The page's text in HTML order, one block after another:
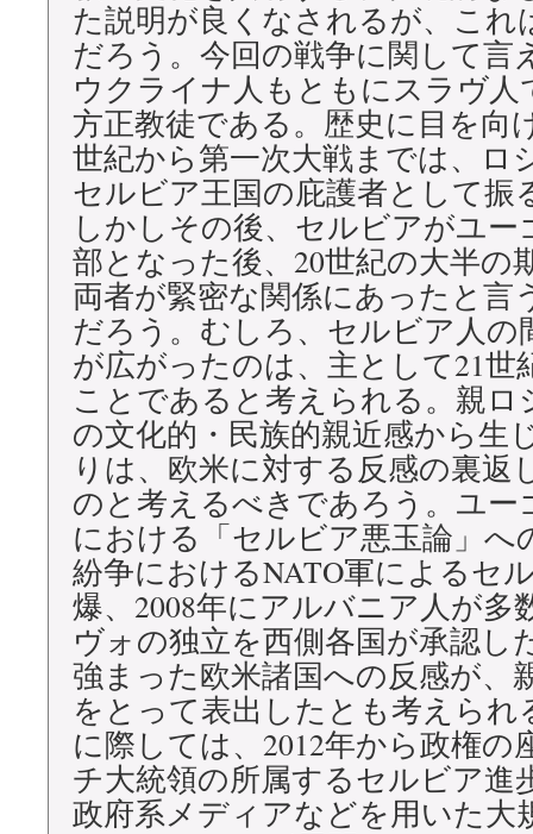
た説明が良くなされるが、これ
だろう。今回の戦争に関して言
ウクライナ人もともにスラヴ人
方正教徒である。歴史に目を向
世紀から第一次大戦までは、ロ
セルビア王国の庇護者として振
しかしその後、セルビアがユ
部となった後、20世紀の大半の
両者が緊密な関係にあったと言
だろう。むしろ、セルビア人の
が広がったのは、主として21世
ことであると考えられる。親ロ
の文化的・民族的親近感から生
りは、欧米に対する反感の裏返
のと考えるべきであろう。ユー
における「セルビア悪玉論」へ
紛争におけるNATO軍によるセ
爆、2008年にアルバニア人が多
ヴォの独立を西側各国が承認し
強まった欧米諸国への反感が、
をとって表出したとも考えら
に際しては、2012年から政権の
チ大統領の所属するセルビア進
政府系メディアなどを用いた大